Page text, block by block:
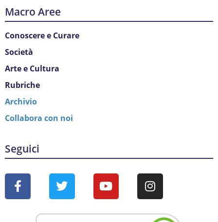
Macro Aree
Conoscere e Curare
Società
Arte e Cultura
Rubriche
Archivio
Collabora con noi
Seguici